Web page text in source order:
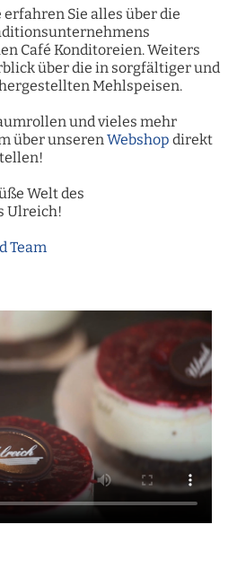
Sie alles über die
Café Konditoreien. Weiters
über die in sorgfältigerund
Mehlspeisen.
und vieles mehr
über unserenWebshop direkt
Welt des
Ulreich!
Team